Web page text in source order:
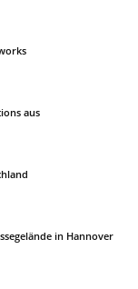
aus
in Hannover